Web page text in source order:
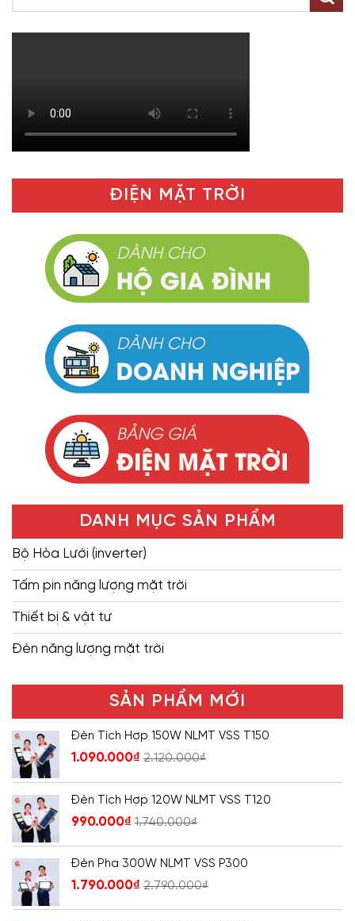
ĐIỆN MẶT TRỜI
DANH MỤC SẢN PHẨM
Bộ Hòa Lưới (inverter)
Tấm pin năng lượng mặt trời
Thiết bị & vật tư
Đèn năng lượng mặt trời
SẢN PHẨM MỚI
Đèn Tích Hợp 150W NLMT VSS T150
1.090.000₫ 2.120.000₫
Đèn Tích Hợp 120W NLMT VSS T120
990.000₫ 1.740.000₫
Đèn Pha 300W NLMT VSS P300
1.790.000₫ 2.790.000₫